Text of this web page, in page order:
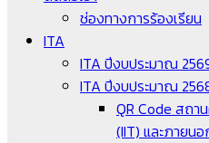
ช่องทางการร้องเรียน
ITA
ITA ปีงบประมาณ
ITA ปีงบประมาณ
QR Code สถา
(IIT) และภายนอ